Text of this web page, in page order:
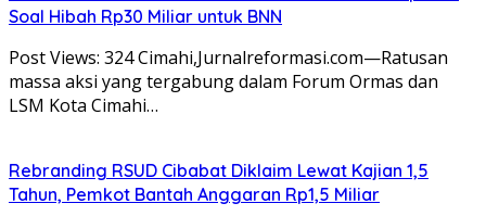
Soal Hibah Rp30 Miliar untuk BNN
Post Views: 324 Cimahi,Jurnalreformasi.com—Ratusan
massa aksi yang tergabung dalam Forum Ormas dan
LSM Kota Cimahi…
Rebranding RSUD Cibabat Diklaim Lewat Kajian 1,5
Tahun, Pemkot Bantah Anggaran Rp1,5 Miliar